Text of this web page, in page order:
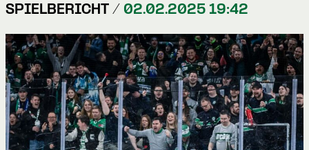
SPIELBERICHT / 02.02.2025 19:42